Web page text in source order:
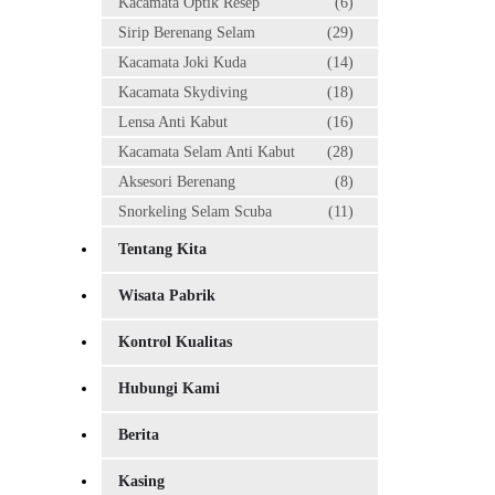
Sirip Berenang Selam
(29)
Kacamata Joki Kuda
(14)
Kacamata Skydiving
(18)
Lensa Anti Kabut
(16)
Kacamata Selam Anti Kabut
(28)
Aksesori Berenang
(8)
Snorkeling Selam Scuba
(11)
Tentang Kita
Wisata Pabrik
Kontrol Kualitas
Hubungi Kami
Berita
Kasing